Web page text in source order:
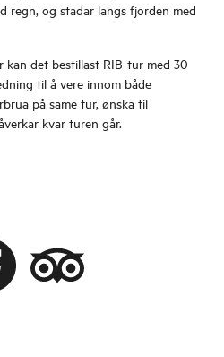
regn, og stadar langs fjorden med
kan det bestillast RIB-tur med 30
til å vere innom både
på same tur, ønska til
kvar turen går.